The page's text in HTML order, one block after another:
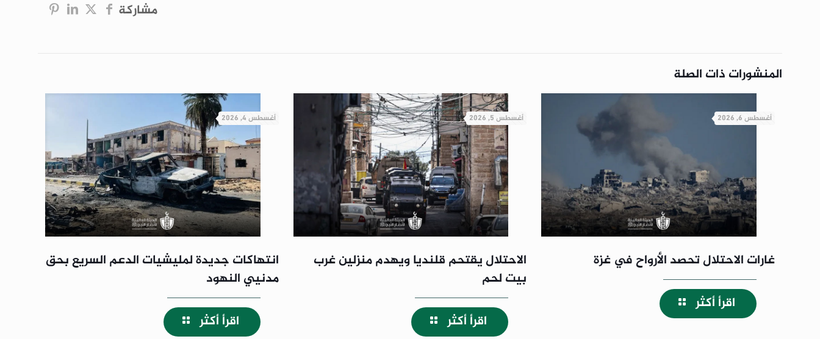
مشاركة
المنشورات ذات الصلة
أغسطس 6, 2026
غارات الاحتلال تحصد الأرواح في غزة
اقرأ أكثر
أغسطس 5, 2026
الاحتلال يقتحم قلنديا ويهدم منزلين غرب
بيت لحم
اقرأ أكثر
أغسطس 4, 2026
انتهاكات جديدة لمليشيات الدعم السريع بحق
مدنيي النهود
اقرأ أكثر